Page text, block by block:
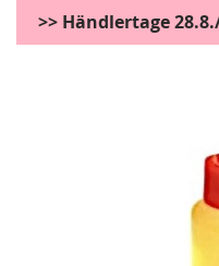
>> Händlertage